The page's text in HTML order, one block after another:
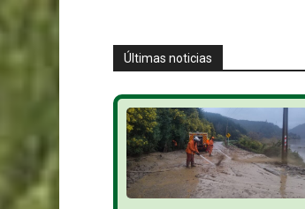
Últimas noticias